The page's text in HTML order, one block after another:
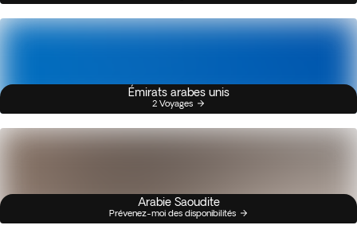
Émirats arabes unis
2 Voyages
Arabie Saoudite
Prévenez-moi des disponibilités